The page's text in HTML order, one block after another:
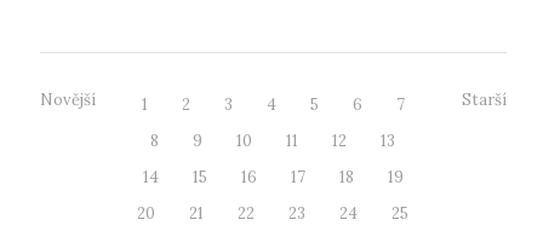
Novější 1 2 3 4 5 6
7
8
9 10 11 12
13
14
15 16 17 18
19
20
21 22 23 24
25
Starší